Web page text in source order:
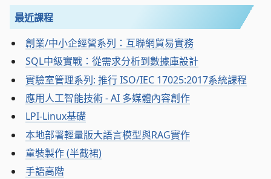
最近課程
創業/中小企經營系列：互聯網貿易實務
SQL中級實戰：從需求分析到數據庫設計
實驗室管理系列: 推行 ISO/IEC 17025:2017系統課程
應用人工智能技術 - AI 多媒體內容創作
LPI-Linux基礎
本地部署輕量版大語言模型與RAG實作
童裝製作 (半截裙)
手語高階